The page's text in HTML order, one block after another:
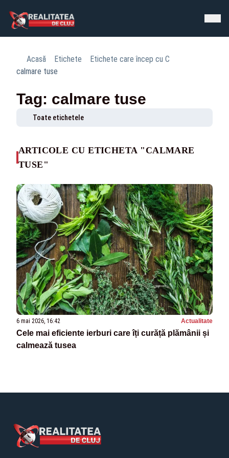
Acasă Etichete
Etichete care încep cu C
calmare tuse
Tag: calmare tuse
Toate etichetele
ARTICOLE CU ETICHETA "CALMARE
TUSE"
6 mai 2026, 16:42 Actualitate
Cele mai eficiente ierburi care îți curăță plămânii și
calmează tusea